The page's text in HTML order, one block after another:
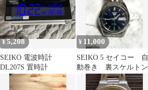
¥5,208
SEIKO 電波時計
DL207S 置時計
¥ 11,000
SEIKO 5 セイコー 自
動巻き 裏スケルトン